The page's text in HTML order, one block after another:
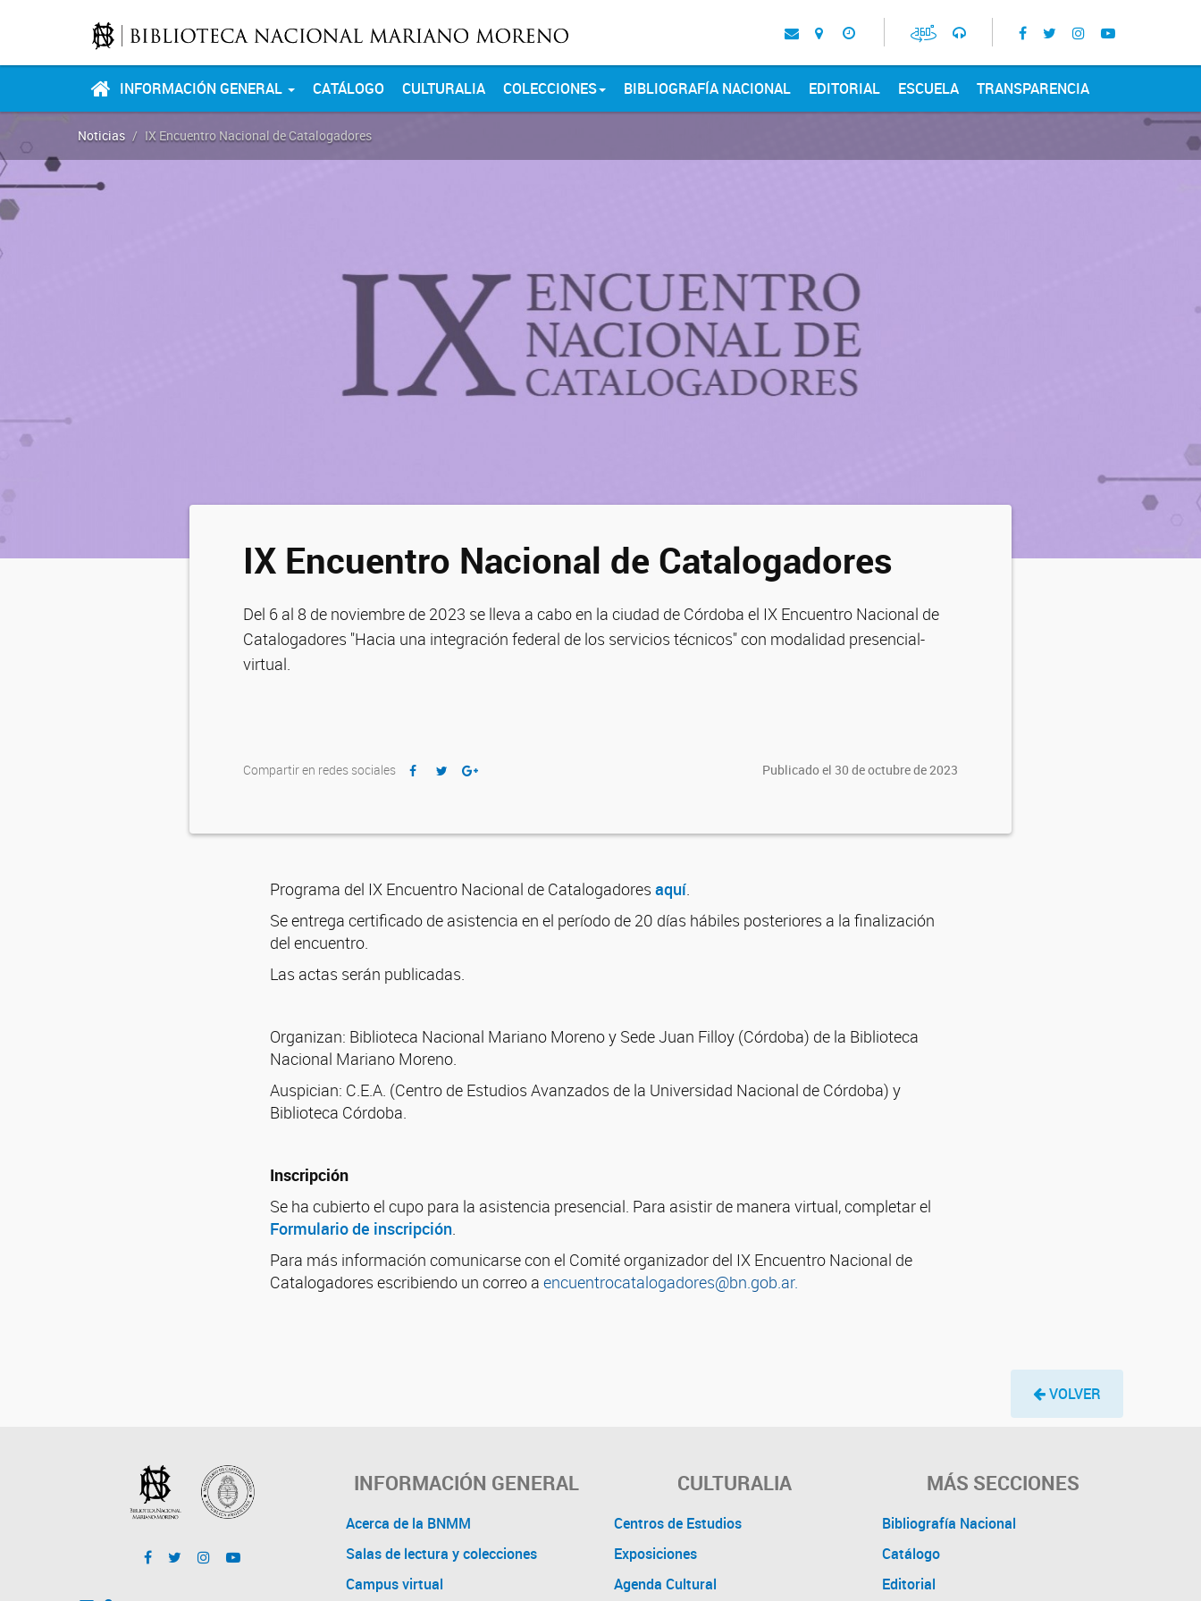
INFORMACIÓN GENERAL CATÁLOGO CULTURALIA COLECCIONES BIBLIOGRAFÍA NACIONAL EDITORIAL ESCUELA TRANSPARENCIA
Noticias IX Encuentro Nacional de Catalogadores
IX Encuentro Nacional de Catalogadores
Del 6 al 8 de noviembre de 2023 se lleva a cabo en la ciudad de Córdoba el IX Encuentro Nacional de
Catalogadores "Hacia una integración federal de los servicios técnicos" con modalidad presencial-
virtual.
Compartir en redes sociales Publicado el 30 de octubre de 2023
Programa del IX Encuentro Nacional de Catalogadores aquí.
Se entrega certificado de asistencia en el período de 20 días hábiles posteriores a la finalización
del encuentro.
Las actas serán publicadas.
Organizan: Biblioteca Nacional Mariano Moreno y Sede Juan Filloy (Córdoba) de la Biblioteca
Nacional Mariano Moreno.
Auspician: C.E.A. (Centro de Estudios Avanzados de la Universidad Nacional de Córdoba) y
Biblioteca Córdoba.
Inscripción
Se ha cubierto el cupo para la asistencia presencial. Para asistir de manera virtual, completar el
Formulario de inscripción.
Para más información comunicarse con el Comité organizador del IX Encuentro Nacional de
Catalogadores escribiendo un correo a encuentrocatalogadores@bn.gob.ar.
VOLVER
INFORMACIÓN GENERAL
Acerca de la BNMM
Salas de lectura y colecciones
Campus virtual
CULTURALIA
Centros de Estudios
Exposiciones
Agenda Cultural
MÁS SECCIONES
Bibliografía Nacional
Catálogo
Editorial